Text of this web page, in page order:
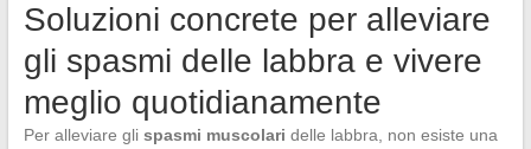
Soluzioni concrete per alleviare
gli spasmi delle labbra e vivere
meglio quotidianamente
Per alleviare gli spasmi muscolari delle labbra, non esiste una